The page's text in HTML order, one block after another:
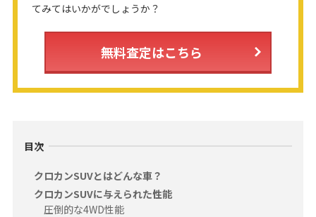
てみてはいかがでしょうか？
無料査定はこちら
目次
クロカンSUVとはどんな車？
クロカンSUVに与えられた性能
圧倒的な4WD性能